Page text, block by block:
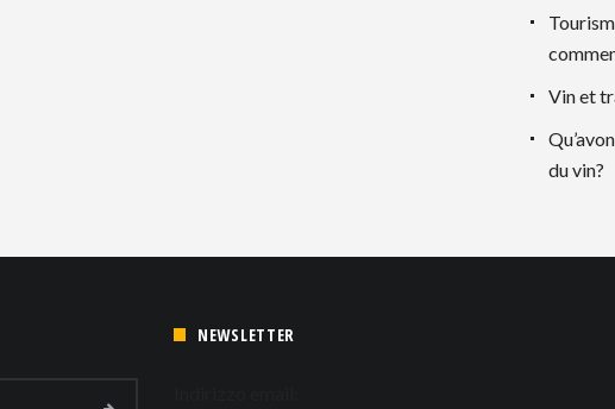
Vin et
du vin?
NEWSLETTER